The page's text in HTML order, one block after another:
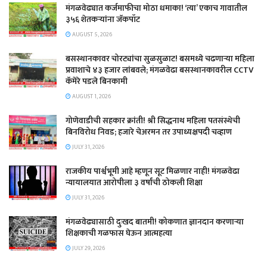
मंगळवेढ्यात कर्जमाफीचा मोठा धमाका! ‘त्या’ एकाच गावातील
३५६ शेतकऱ्यांना जॅकपॉट
AUGUST 5, 2026
बसस्थानकावर चोरट्यांचा सुळसुळाट! बसमध्ये चढणाऱ्या महिला
प्रवाशाचे ४३ हजार लांबवले; मंगळवेढा बसस्थानकावरील CCTV
कॅमेरे पडले बिनकामी
AUGUST 1, 2026
गोणेवाडीची सहकार क्रांती! श्री सिद्धनाथ महिला पतसंस्थेची
बिनविरोध निवड; हजारे चेअरमन तर उपाध्यक्षपदी चव्हाण
JULY 31, 2026
राजकीय पार्श्वभूमी आहे म्हणून सूट मिळणार नाही! मंगळवेढा
न्यायालयात आरोपीला ३ वर्षांची ठोकली शिक्षा
JULY 31, 2026
मंगळवेढ्यासाठी दुःखद बातमी! कोकणात ज्ञानदान करणाऱ्या
शिक्षकाची गळफास घेऊन आत्महत्या
JULY 29, 2026